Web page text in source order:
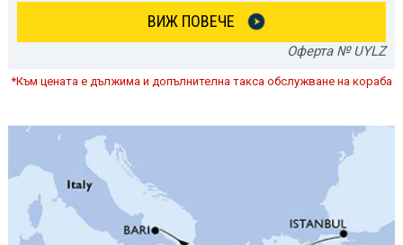
ВИЖ ПОВЕЧЕ
Оферта № UYLZ
*Към цената е дължима и допълнителна такса обслужване на кораба